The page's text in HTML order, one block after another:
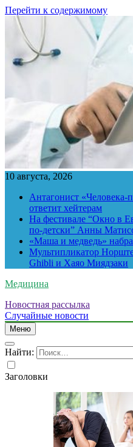
Перейти к содержимому
10 августа, 2026
Антагонист «Человека-
ответит хейтерам
На фестивале “Окно в
по-детски” Анны
«Маша и медведь»
Мультипликатор
Ghibli и Хаяо Миядзаки
Медицина
Новостная рассылка
Случайные новости
Меню
Найти:
Заголовки